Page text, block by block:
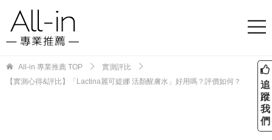
All-in 專業推薦 TOP
實測評比
【實測心得&評比】「Lactina麗可媞娜 活顏醒膚水」好用嗎？評價如何？
追
蹤
我
們